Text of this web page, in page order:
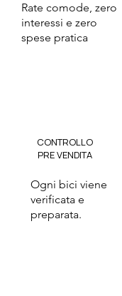
Rate comode, zero
interessi e zero
spese pratica
CONTROLLO
PRE VENDITA
Ogni bici viene
verificata e
preparata.